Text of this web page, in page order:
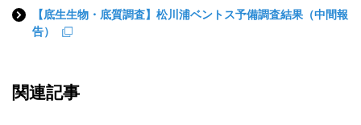
【底生生物・底質調査】松川浦ベントス予備調査結果（中間報
告）
関連記事